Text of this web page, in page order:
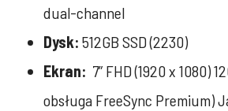
dual-channel
Dysk: 512GB SSD (2230)
Ekran: 7” FHD (1920 x 1080)
obsługa FreeSync Premium)